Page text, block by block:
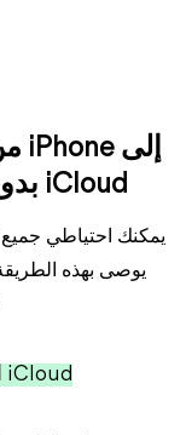
iPhone بدون التحقق - باستخدام iCloud
الخطوة 1. احتياط جهاز iPhone القديم لـ iCloud